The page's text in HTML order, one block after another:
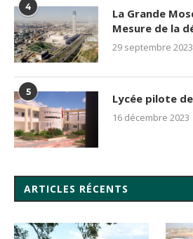
4
La Grande
Mesure de la
29 septembre 2023
5 Lycée pilote
16 décembre 2023
ARTICLES RÉCENTS